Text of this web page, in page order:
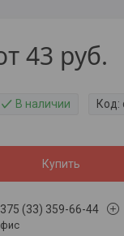
43 руб.
В наличии Код:
Купить
(33) 359-66-44